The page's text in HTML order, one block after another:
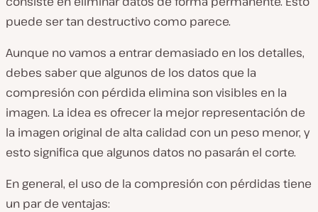
puede ser tan destructivo como parece.
Aunque no vamos a entrar demasiado en los detalles,
debes saber que algunos de los datos que la
compresión con pérdida elimina son visibles en la
imagen. La idea es ofrecer la mejor representación de
la imagen original de alta calidad con un peso menor, y
esto significa que algunos datos no pasarán el corte.
En general, el uso de la compresión con pérdidas tiene
un par de ventajas: